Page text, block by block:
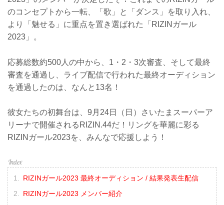
のコンセプトから一転、「歌」と「ダンス」を取り入れ、
より「魅せる」に重点を置き選ばれた「RIZINガール
2023」。
応募総数約500人の中から、1・2・3次審査、そして最終
審査を通過し、ライブ配信で行われた最終オーディション
を通過したのは、なんと13名！
彼女たちの初舞台は、9月24日（日）さいたまスーパーア
リーナで開催されるRIZIN.44だ！リングを華麗に彩る
RIZINガール2023を、みんなで応援しよう！
RIZINガール2023 最終オーディション / 結果発表生配信
RIZINガール2023 メンバー紹介